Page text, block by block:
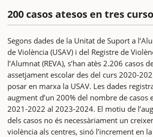
200 casos atesos en tres
Segons dades de la Unitat de Suport a
de Violència (USAV) i del Registre de
l’Alumnat (REVA), s’han atès 2.206 casos
assetjament escolar des del curs 2020-
posar en marxa la USAV. Les dades
augment d’un 200% del nombre de casos
2021-2022 al 2023-2024. El motiu de
dels casos no és necessàriament un
violència als centres, sinó l’increment en